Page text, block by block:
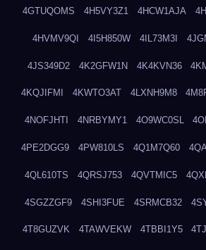
4GTUQOMS 4H5VY3Z1 4HCW1AJA
4HVMV9QI 4I5H850W 4IL73M3I
4JS349D2 4K2GFW1N 4K4KVN36
4KQJIFMI 4KWTO3AT 4LXNH9M8
4NOFJHTI 4NRBYMY1 4O9WC0SL
4PE2DGG9 4PW810LS 4Q1M7Q60
4QL610TS 4QRSJ753 4QVTMIC5
4SGZZGF9 4SHI3FUE 4SRMCB32
4T8GUZVK 4TAWVEKW 4TBBI1Y5